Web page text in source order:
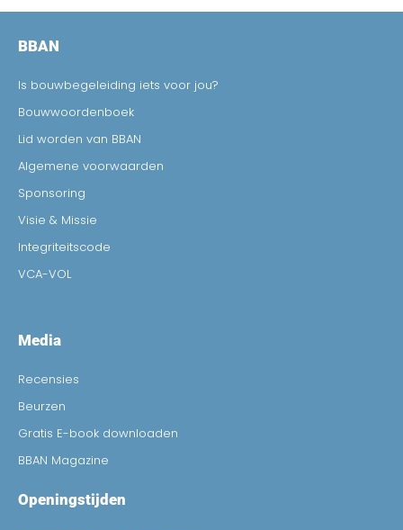
BBAN
Is bouwbegeleiding iets voor jou?
Bouwwoordenboek
Lid worden van BBAN
Algemene voorwaarden
Sponsoring
Visie & Missie
Integriteitscode
VCA-VOL
Media
Recensies
Beurzen
Gratis E-book downloaden
BBAN Magazine
Openingstijden